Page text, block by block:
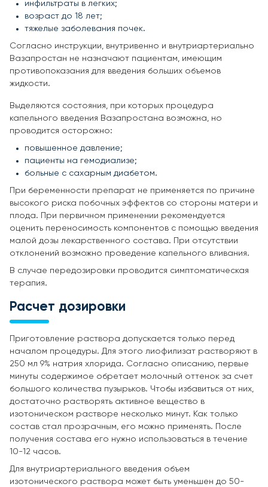
инфильтраты в легких;
возраст до 18 лет;
тяжелые заболевания почек.
Согласно инструкции, внутривенно и внутриартериально
Вазапростан не назначают пациентам, имеющим
противопоказания для введения больших объемов
жидкости.
Выделяются состояния, при которых процедура
капельного введения Вазапростана возможна, но
проводится осторожно:
повышенное давление;
пациенты на гемодиализе;
больные с сахарным диабетом.
При беременности препарат не применяется по причине
высокого риска побочных эффектов со стороны матери и
плода. При первичном применении рекомендуется
оценить переносимость компонентов с помощью введения
малой дозы лекарственного состава. При отсутствии
отклонений возможно проведение капельного вливания.
В случае передозировки проводится симптоматическая
терапия.
Расчет дозировки
Приготовление раствора допускается только перед
началом процедуры. Для этого лиофилизат растворяют в
250 мл 9% натрия хлорида. Согласно описанию, первые
минуты содержимое обретает молочный оттенок за счет
большого количества пузырьков. Чтобы избавиться от них,
достаточно растворять активное вещество в
изотоническом растворе несколько минут. Как только
состав стал прозрачным, его можно применять. После
получения состава его нужно использоваться в течение
10-12 часов.
Для внутриартериального введения объем
изотонического раствора может быть уменьшен до 50-